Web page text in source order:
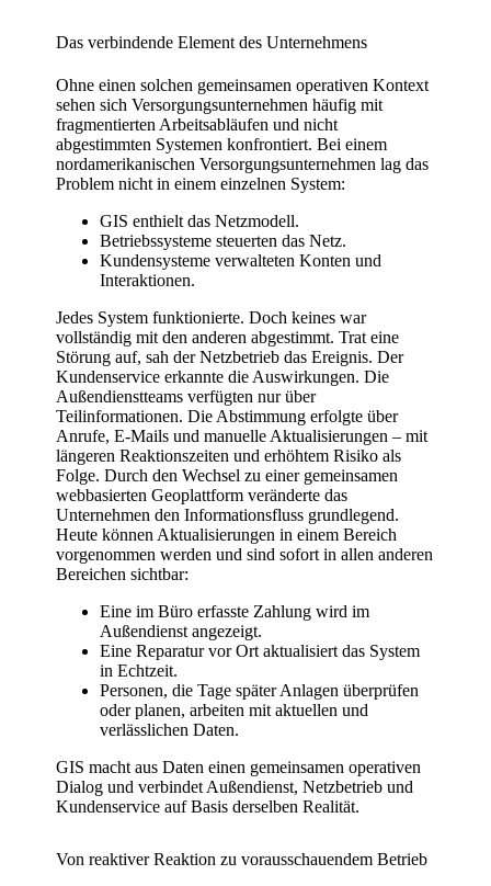
Das verbindende Element des Unternehmens
Ohne einen solchen gemeinsamen operativen Kontext
sehen sich Versorgungsunternehmen häufig mit
fragmentierten Arbeitsabläufen und nicht
abgestimmten Systemen konfrontiert. Bei einem
nordamerikanischen Versorgungsunternehmen lag das
Problem nicht in einem einzelnen System:
GIS enthielt das Netzmodell.
Betriebssysteme steuerten das Netz.
Kundensysteme verwalteten Konten und
Interaktionen.
Jedes System funktionierte. Doch keines war
vollständig mit den anderen abgestimmt. Trat eine
Störung auf, sah der Netzbetrieb das Ereignis. Der
Kundenservice erkannte die Auswirkungen. Die
Außendienstteams verfügten nur über
Teilinformationen. Die Abstimmung erfolgte über
Anrufe, E-Mails und manuelle Aktualisierungen – mit
längeren Reaktionszeiten und erhöhtem Risiko als
Folge. Durch den Wechsel zu einer gemeinsamen
webbasierten Geoplattform veränderte das
Unternehmen den Informationsfluss grundlegend.
Heute können Aktualisierungen in einem Bereich
vorgenommen werden und sind sofort in allen anderen
Bereichen sichtbar:
Eine im Büro erfasste Zahlung wird im
Außendienst angezeigt.
Eine Reparatur vor Ort aktualisiert das System
in Echtzeit.
Personen, die Tage später Anlagen überprüfen
oder planen, arbeiten mit aktuellen und
verlässlichen Daten.
GIS macht aus Daten einen gemeinsamen operativen
Dialog und verbindet Außendienst, Netzbetrieb und
Kundenservice auf Basis derselben Realität.
Von reaktiver Reaktion zu vorausschauendem Betrieb